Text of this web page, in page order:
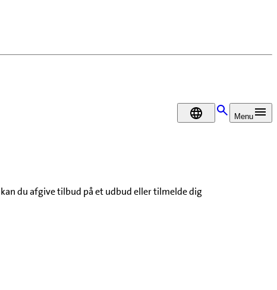
DA Menu
du afgive tilbud på et udbud eller tilmelde dig